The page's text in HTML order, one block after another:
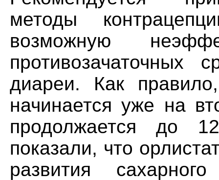
методы
возможную
противозачаточных
диареи. Как
начинается уже на
продолжается до
показали, что
развития